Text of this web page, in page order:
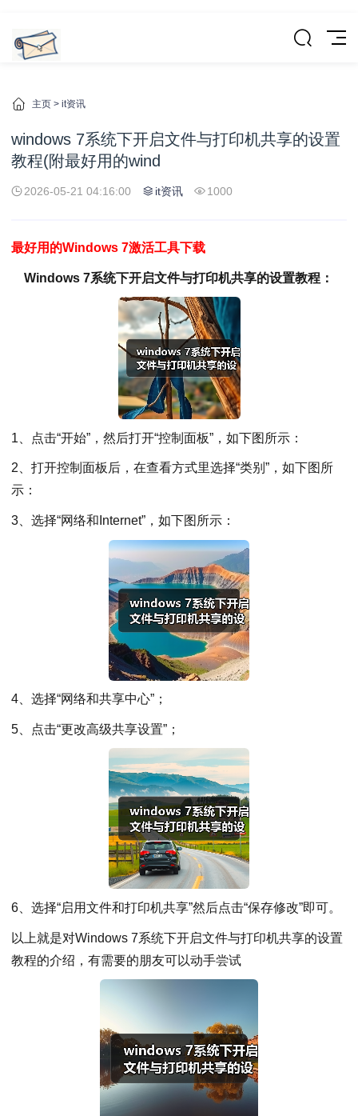
主页 > it资讯
windows 7系统下开启文件与打印机共享的设置
教程(附最好用的wind
2026-05-21 04:16:00 it资讯 1000
最好用的Windows 7激活工具下载
Windows 7系统下开启文件与打印机共享的设置教程：
1、点击“开始”，然后打开“控制面板”，如下图所示：
2、打开控制面板后，在查看方式里选择“类别”，如下图所
示：
3、选择“网络和Internet”，如下图所示：
4、选择“网络和共享中心”；
5、点击“更改高级共享设置”；
6、选择“启用文件和打印机共享”然后点击“保存修改”即可。
以上就是对Windows 7系统下开启文件与打印机共享的设置
教程的介绍，有需要的朋友可以动手尝试